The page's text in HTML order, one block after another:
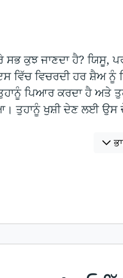
ਸਭ ਕੁਝ ਜਾਣਦਾ ਹੈ? ਯਿਸੂ,
ਵਿੱਚ ਵਿਚਰਦੀ ਹਰ ਸ਼ੈਅ ਨੂੰ
ਪਿਆਰ ਕਰਦਾ ਹੈ ਅਤੇ
ਖੁਸ਼ੀ ਦੇਣ ਲਈ ਉਸ ਦੇ